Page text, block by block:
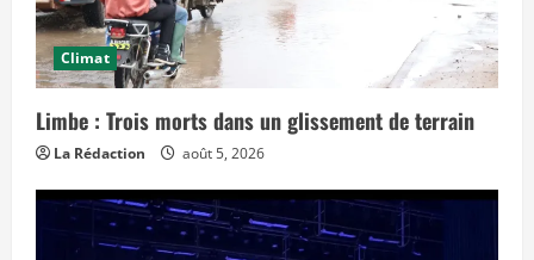
»
Climat
Limbe : Trois morts dans un glissement de terrain
La Rédaction août 5, 2026